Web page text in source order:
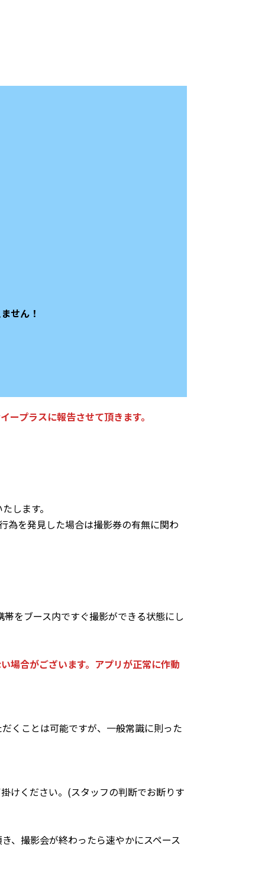
せん！
プラスに報告させて頂きます。
します。
為を発見した場合は撮影券の有無に関わ
をブース内ですぐ撮影ができる状態にし
場合がございます。アプリが正常に作動
くことは可能ですが、一般常識に則った
けください。(スタッフの判断でお断りす
、撮影会が終わったら速やかにスペース